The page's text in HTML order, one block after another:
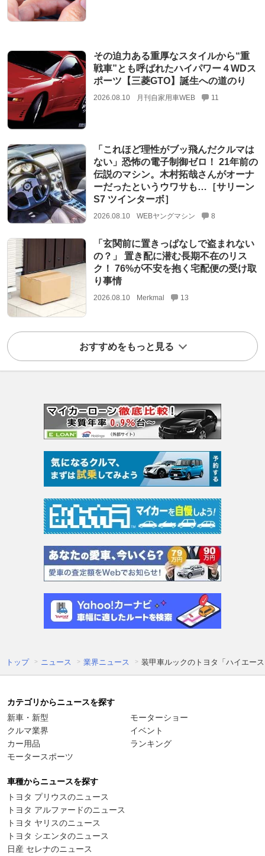
その迫力ある重厚なスタイルから“重
戦車”とも呼ばれたハイパワー４WDス
ポーツ【三菱GTO】誕生への道のり
2026.08.10 月刊自家用車WEB 11
「これほど理性がブッ飛んだクルマは
ない」恐怖の電子制御ゼロ！ 21年前の
伝説のマシン。木村拓哉さんがオーナ
ーだったというウワサも…［サリーン
S7 ツインターボ］
2026.08.10 WEBヤングマシン 8
「玄関前に置きっぱなしで盗まれない
の？」 置き配に潜む長期不在のリス
ク！ 76%が不安を抱く宅配便の受け取
り事情
2026.08.10 Merkmal 13
おすすめをもっと見る
トップ ニュース 業界ニュース 装甲車ルックのトヨタ「ハイエー
カテゴリからニュースを探す
新車・新型
クルマ業界
カー用品
モータースポーツ
モーターショー
イベント
ランキング
車種からニュースを探す
トヨタ プリウスのニュース
トヨタ アルファードのニュース
トヨタ ヤリスのニュース
トヨタ シエンタのニュース
日産 セレナのニュース